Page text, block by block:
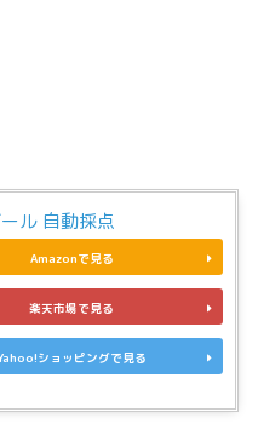
ル 自動採点
Amazonで見る
楽天市場で見る
ショッピングで見る